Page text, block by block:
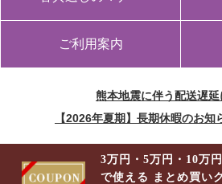
ご利用案内
熊本地震に伴う配送遅延
【2026年夏期】長期休暇のお知
3万円・5万円・10万
で使える まとめ買い